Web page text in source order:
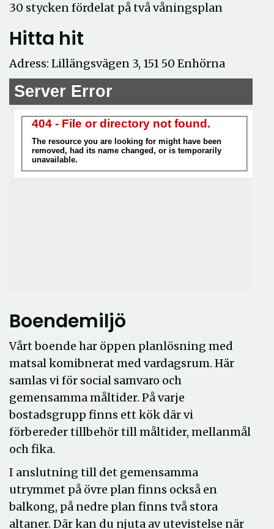
30 stycken fördelat på två våningsplan
Hitta hit
Adress: Lillängsvägen 3, 151 50 Enhörna
Boendemiljö
Vårt boende har öppen planlösning med
matsal komibnerat med vardagsrum. Här
samlas vi för social samvaro och
gemensamma måltider. På varje
bostadsgrupp finns ett kök där vi
förbereder tillbehör till måltider, mellanmål
och fika.
I anslutning till det gemensamma
utrymmet på övre plan finns också en
balkong, på nedre plan finns två stora
altaner. Där kan du njuta av utevistelse när